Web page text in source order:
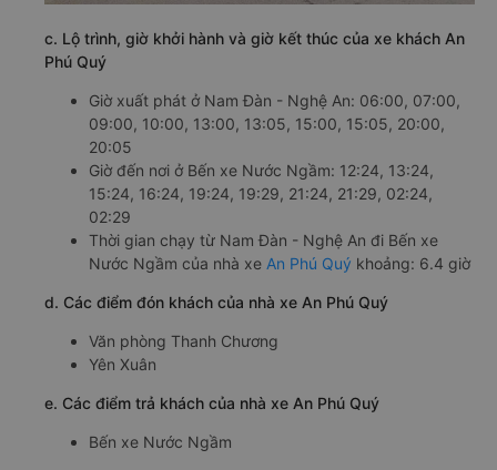
c. Lộ trình, giờ khởi hành và giờ kết thúc của xe khách An
Phú Quý
Giờ xuất phát ở Nam Đàn - Nghệ An: 06:00, 07:00,
09:00, 10:00, 13:00, 13:05, 15:00, 15:05, 20:00,
20:05
Giờ đến nơi ở Bến xe Nước Ngầm: 12:24, 13:24,
15:24, 16:24, 19:24, 19:29, 21:24, 21:29, 02:24,
02:29
Thời gian chạy từ Nam Đàn - Nghệ An đi Bến xe
Nước Ngầm của nhà xe An Phú Quý khoảng: 6.4 giờ
d. Các điểm đón khách của nhà xe An Phú Quý
Văn phòng Thanh Chương
Yên Xuân
e. Các điểm trả khách của nhà xe An Phú Quý
Bến xe Nước Ngầm